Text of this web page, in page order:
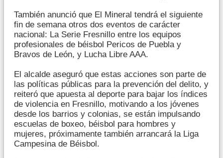
También anunció que El Mineral tendrá el siguiente
fin de semana otros dos eventos de carácter
nacional: La Serie Fresnillo entre los equipos
profesionales de béisbol Pericos de Puebla y
Bravos de León, y Lucha Libre AAA.
El alcalde aseguró que estas acciones son parte de
las políticas públicas para la prevención del delito, y
reiteró que apuesta al deporte para bajar los índices
de violencia en Fresnillo, motivando a los jóvenes
desde los barrios y colonias, se están impulsando
escuelas de boxeo, béisbol para hombres y
mujeres, próximamente también arrancará la Liga
Campesina de Béisbol.